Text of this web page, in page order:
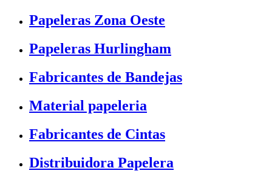
Papeleras Zona Oeste
Papeleras Hurlingham
Fabricantes de Bandejas
Material papeleria
Fabricantes de Cintas
Distribuidora Papelera